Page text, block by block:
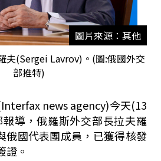
圖片來源：其他
夫(Sergei Lavrov)。(圖:俄國外交
部推特)
news agency)今天(13
導，俄羅斯外交部長拉夫羅
俄國代表團成員，已獲得核發
證。